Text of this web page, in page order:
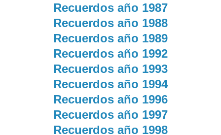
Recuerdos año 1987
Recuerdos año 1988
Recuerdos año 1989
Recuerdos año 1992
Recuerdos año 1993
Recuerdos año 1994
Recuerdos año 1996
Recuerdos año 1997
Recuerdos año 1998